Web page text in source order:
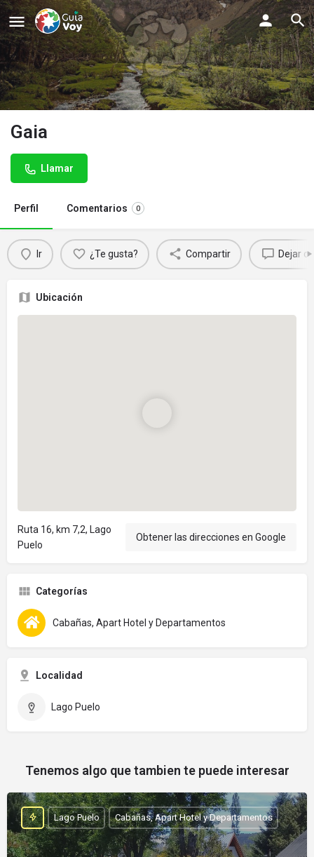
Gaia
Llamar
Perfil Comentarios 0
Ir ¿Te gusta? Compartir Dejar
Ubicación
Ruta 16, km 7,2, Lago
Puelo
Obtener las direcciones en Google
Categorías
Cabañas, Apart Hotel y Departamentos
Localidad
Lago Puelo
Tenemos algo que tambien te puede interesar
Lago Puelo Cabañas, Apart Hotel y Departamentos